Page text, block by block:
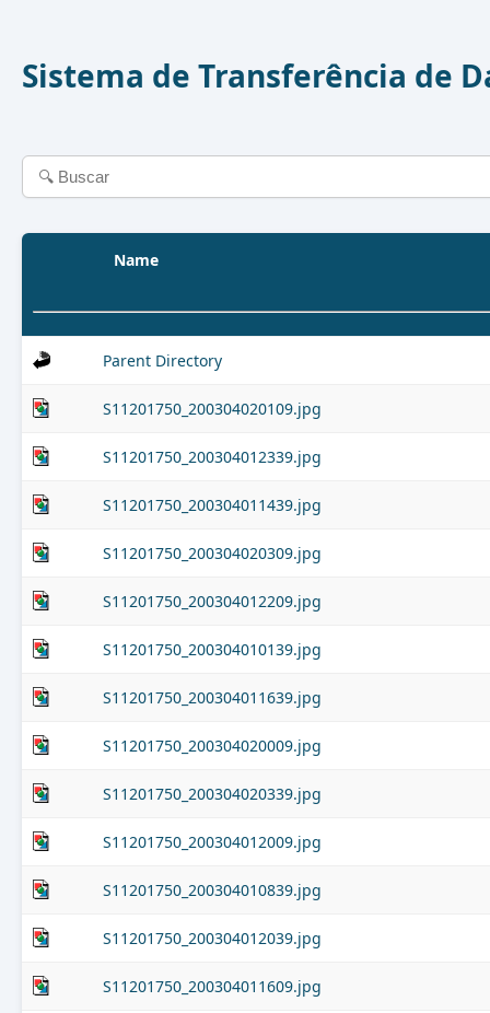
Sistema de Transferência de
Name
Parent Directory
S11201750_200304020109.jpg
S11201750_200304012339.jpg
S11201750_200304011439.jpg
S11201750_200304020309.jpg
S11201750_200304012209.jpg
S11201750_200304010139.jpg
S11201750_200304011639.jpg
S11201750_200304020009.jpg
S11201750_200304020339.jpg
S11201750_200304012009.jpg
S11201750_200304010839.jpg
S11201750_200304012039.jpg
S11201750_200304011609.jpg